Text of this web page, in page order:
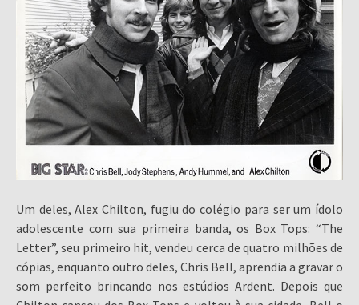
Um deles, Alex Chilton, fugiu do colégio para ser um ídolo
adolescente com sua primeira banda, os Box Tops: “The
Letter”, seu primeiro hit, vendeu cerca de quatro milhões de
cópias, enquanto outro deles, Chris Bell, aprendia a gravar o
som perfeito brincando nos estúdios Ardent. Depois que